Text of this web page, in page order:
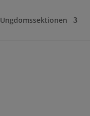
Ungdomssektionen